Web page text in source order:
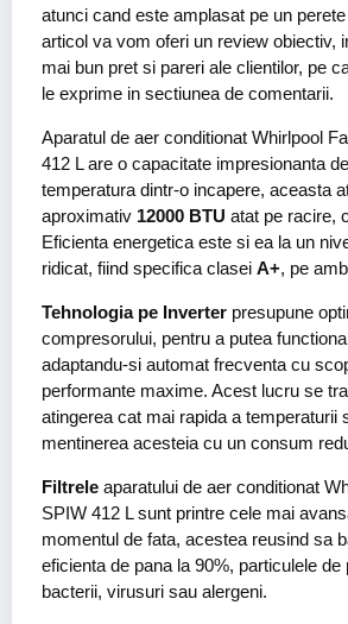
atunci cand este amplasat pe un
articol va vom oferi un review obiectiv,
mai bun pret si pareri ale clientilor, pe
le exprime in sectiunea de comentarii.
Aparatul de aer conditionat Whirlpool
412 L are o capacitate impresionanta
temperatura dintr-o incapere, aceasta
aproximativ 12000 BTU atat pe racire,
Eficienta energetica este si ea la un
ridicat, fiind specifica clasei A+, pe
Tehnologia pe Inverter presupune
compresorului, pentru a putea
adaptandu-si automat frecventa cu
performante maxime. Acest lucru se
atingerea cat mai rapida a temperaturii
mentinerea acesteia cu un consum
Filtrele aparatului de aer conditionat
SPIW 412 L sunt printre cele mai
momentul de fata, acestea reusind sa
eficienta de pana la 90%, particulele de
bacterii, virusuri sau alergeni.